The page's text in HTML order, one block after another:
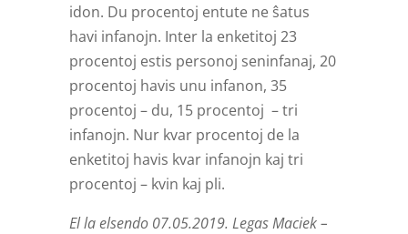
idon. Du procentoj entute ne ŝatus
havi infanojn. Inter la enketitoj 23
procentoj estis personoj seninfanaj, 20
procentoj havis unu infanon, 35
procentoj – du, 15 procentoj – tri
infanojn. Nur kvar procentoj de la
enketitoj havis kvar infanojn kaj tri
procentoj – kvin kaj pli.
El la elsendo 07.05.2019. Legas Maciek –